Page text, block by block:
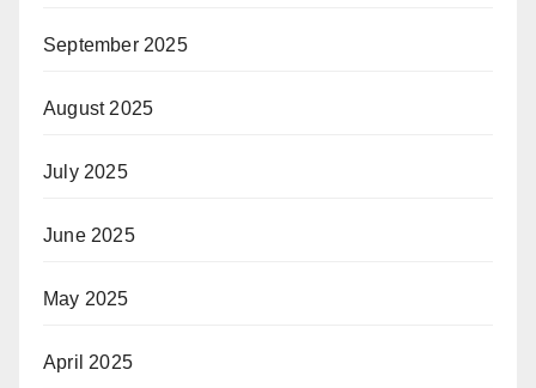
September 2025
August 2025
July 2025
June 2025
May 2025
April 2025